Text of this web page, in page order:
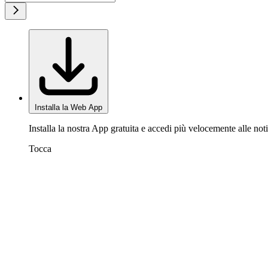
Installa la Web App
Installa la nostra App gratuita e accedi più velocemente alle
Tocca